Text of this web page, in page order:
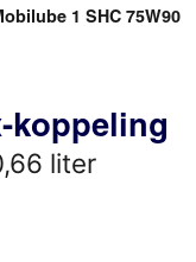
1 SHC 75W90
koppeling
liter